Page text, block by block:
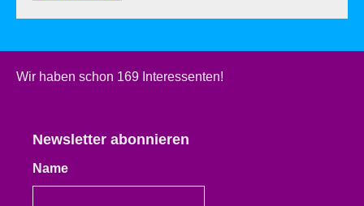
Wir haben schon 169 Interessenten!
Newsletter abonnieren
Name